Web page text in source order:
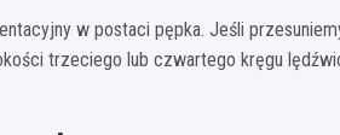
w postaci pępka. Jeśli
trzeciego lub czwartego kręgu